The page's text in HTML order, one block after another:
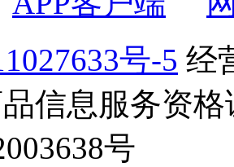
号-5 经
信息服务资
号